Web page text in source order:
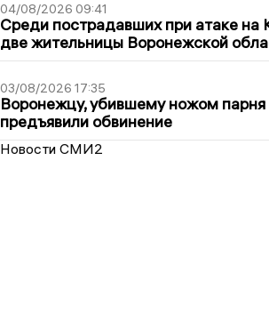
04/08/2026 09:41
Среди пострадавших при атаке на
две жительницы Воронежской
03/08/2026 17:35
Воронежцу, убившему ножом
предъявили обвинение
Новости СМИ2